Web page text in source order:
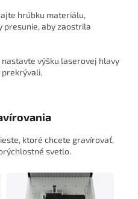
hrúbku materiálu,
presunie, aby zaostrila
výšku laserovej hlavy
prekrývali.
ktoré chcete gravírovať,
svetlo.